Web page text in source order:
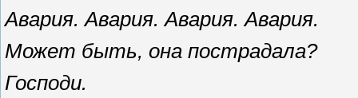
Авария. Авария. Авария. Авария.
Может быть, она пострадала?
Господи.